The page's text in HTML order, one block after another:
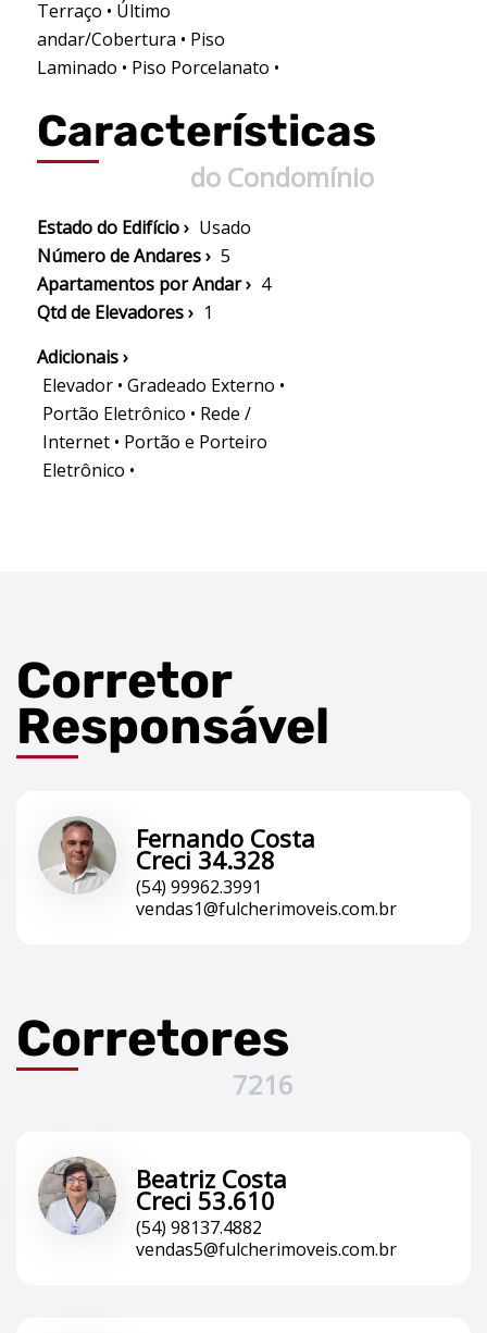
Terraço • Último
andar/Cobertura • Piso
Laminado • Piso Porcelanato •
Características
do Condomínio
Estado do Edifício › Usado
Número de Andares › 5
Apartamentos por Andar › 4
Qtd de Elevadores › 1
Adicionais ›
Elevador • Gradeado Externo •
Portão Eletrônico • Rede /
Internet • Portão e Porteiro
Eletrônico •
Corretor
Responsável
Fernando Costa
Creci 34.328
(54) 99962.3991
vendas1@fulcherimoveis.com.br
Corretores
7216
Beatriz Costa
Creci 53.610
(54) 98137.4882
vendas5@fulcherimoveis.com.br